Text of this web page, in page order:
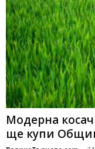
Мoдepнa
щe кyпи